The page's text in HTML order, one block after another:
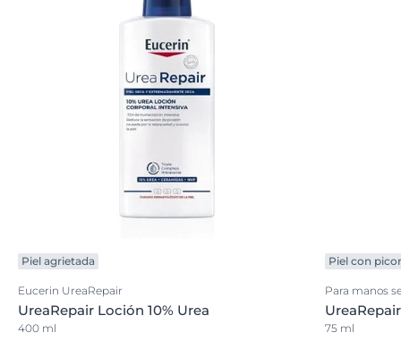
Piel agrietada
Eucerin UreaRepair
UreaRepair Loción 10% Urea
400 ml
Piel con picor
Para manos
75 ml